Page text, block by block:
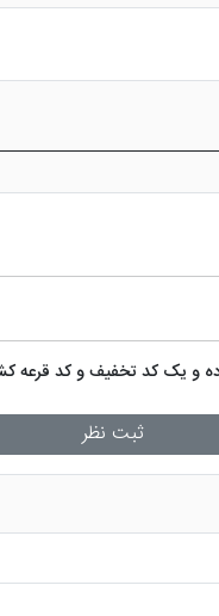
و یک کد تخفیف و کد قرعه
ثبت نظر